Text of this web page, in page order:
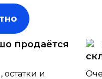
продаётся
и